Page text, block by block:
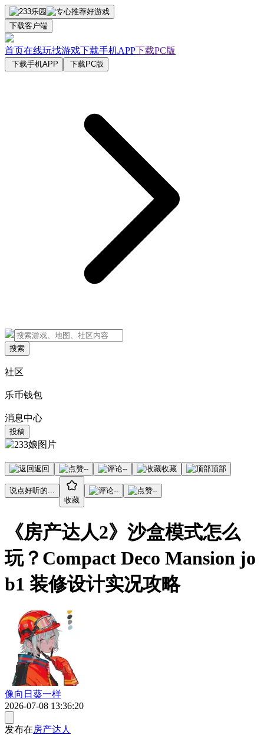
下载客户端
首页在线玩找游戏下载手机APP下载PC版
下载手机APP 下载PC版
搜索
社区
乐币钱包
消息中心
投稿
返回 -- -- 收藏 顶部
说点好听的...
收藏
-- --
《房产达人2》沙盒模式怎么
玩？Compact Deco Mansion jo
b1 装修设计实况攻略
像向日葵一样
2026-07-08 13:36:20
发布在房产达人